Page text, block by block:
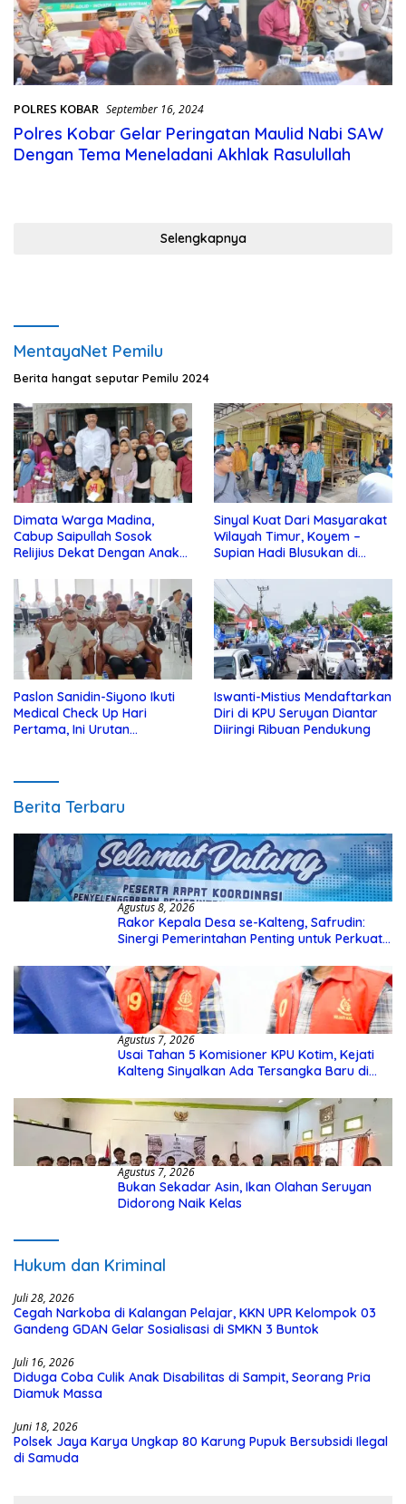
POLRES KOBAR September 16, 2024
Polres Kobar Gelar Peringatan Maulid Nabi SAW
Dengan Tema Meneladani Akhlak Rasulullah
Selengkapnya
MentayaNet Pemilu
Berita hangat seputar Pemilu 2024
Dimata Warga Madina,
Cabup Saipullah Sosok
Relijius Dekat Dengan Anak
Sinyal Kuat Dari Masyarakat
Wilayah Timur, Koyem –
Supian Hadi Blusukan di
Paslon Sanidin-Siyono Ikuti
Medical Check Up Hari
Pertama, Ini Urutan
Iswanti-Mistius Mendaftarkan
Diri di KPU Seruyan Diantar
Diiringi Ribuan Pendukung
Berita Terbaru
Agustus 8, 2026
Rakor Kepala Desa se-Kalteng, Safrudin:
Sinergi Pemerintahan Penting untuk Perkuat
Agustus 7, 2026
Usai Tahan 5 Komisioner KPU Kotim, Kejati
Kalteng Sinyalkan Ada Tersangka Baru di
Agustus 7, 2026
Bukan Sekadar Asin, Ikan Olahan Seruyan
Didorong Naik Kelas
Hukum dan Kriminal
Juli 28, 2026
Cegah Narkoba di Kalangan Pelajar, KKN UPR Kelompok 03
Gandeng GDAN Gelar Sosialisasi di SMKN 3 Buntok
Juli 16, 2026
Diduga Coba Culik Anak Disabilitas di Sampit, Seorang Pria
Diamuk Massa
Juni 18, 2026
Polsek Jaya Karya Ungkap 80 Karung Pupuk Bersubsidi Ilegal
di Samuda